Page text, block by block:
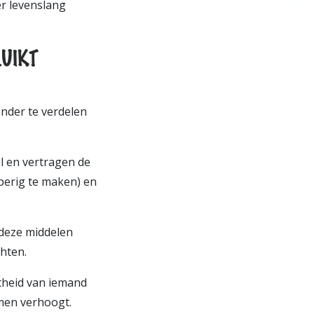
levenslang
te verdelen
en vertragen de
te maken) en
middelen
van iemand
verhoogt.